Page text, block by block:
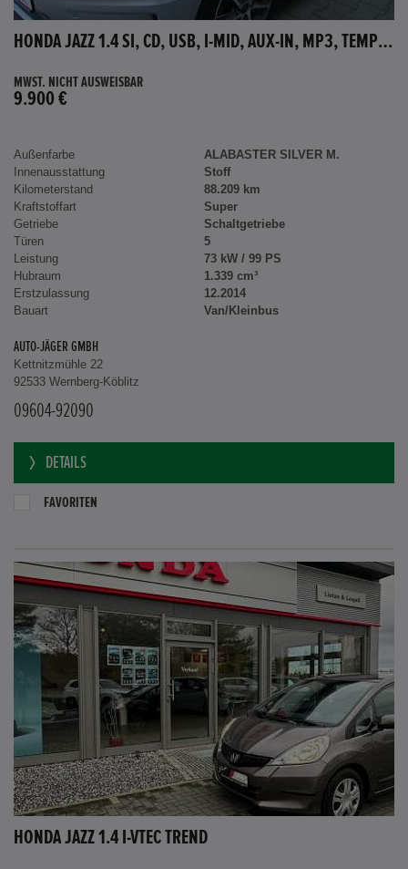
HONDA JAZZ 1.4 SI, CD, USB, I-MID, AUX-IN, MP3, TEMPOMAT
MWST. NICHT AUSWEISBAR
9.900 €
Außenfarbe
ALABASTER SILVER M.
Innenausstattung
Stoff
Kilometerstand
88.209 km
Kraftstoffart
Super
Getriebe
Schaltgetriebe
Türen
5
Leistung
73 kW / 99 PS
Hubraum
1.339 cm³
Erstzulassung
12.2014
Bauart
Van/Kleinbus
AUTO-JÄGER GMBH
Kettnitzmühle 22
92533 Wernberg-Köblitz
09604-92090
DETAILS
FAVORITEN
HONDA JAZZ 1.4 I-VTEC TREND